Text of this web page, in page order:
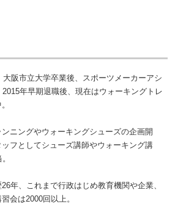
大阪市立大学卒業後、スポーツメーカーアシ
2015年早期退職後、現在はウォーキングトレ
ニングやウォーキングシューズの企画開
フとしてシューズ講師やウォーキング講
年、これまで行政はじめ教育機関や企業、
会は2000回以上。